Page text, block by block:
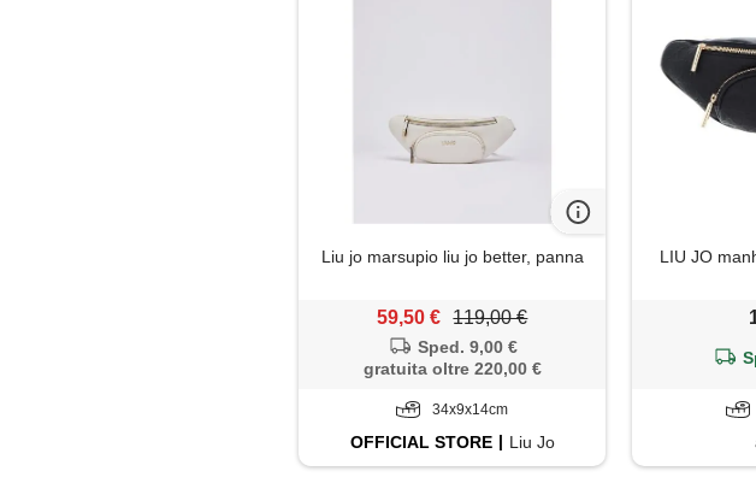
Liu jo marsupio liu jo better, panna
59,50 € 119,00 €
Sped. 9,00 €
gratuita oltre 220,00 €
34x9x14cm
OFFICIALSTORE Liu Jo
LIU JO